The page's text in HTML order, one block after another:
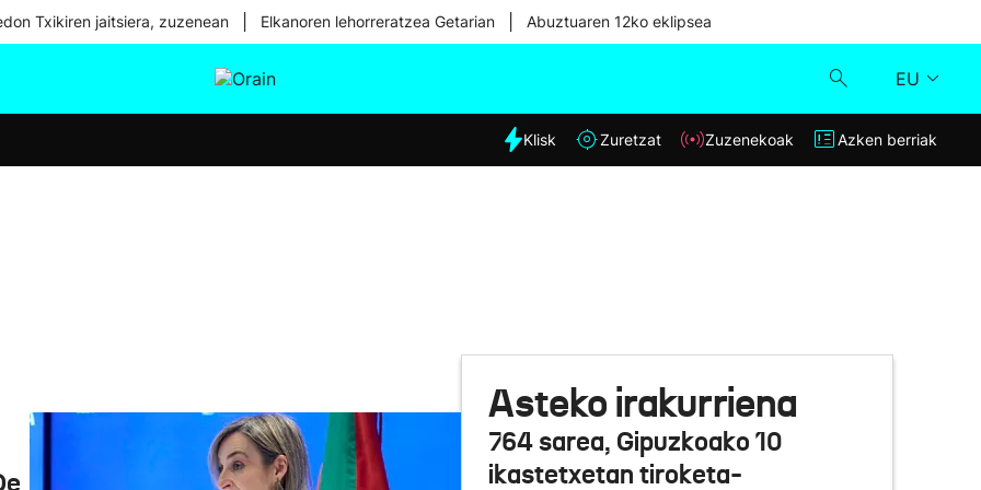
Txikiren jaitsiera, zuzenean Elkanoren lehorreratzea Getarian Abuztuaren 12ko eklipsea
EU
Eguraldia
Klisk
Azken berriak
Klisk Zuretzat Zuzenekoak Azken berriak
Asteko irakurriena
764 sarea, Gipuzkoako 10
ikastetxetan tiroketa-